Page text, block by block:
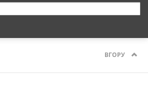
ВГОРУ